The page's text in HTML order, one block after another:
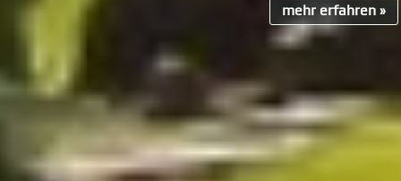
mehr erfahren »